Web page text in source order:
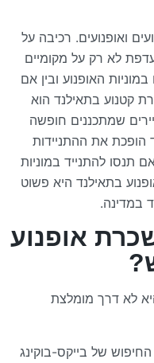
ואופנועים. רכיבה על
לא רק על מקומיים
האופנוע ובין אם
קטנוע בתאילנד הוא
שמתכננים חופשה
את ההתניידות
להתנייד במוניות
בתאילנד היא פשוט
אופנוע
לא דרך מומלצת
של בייקס-בוקינג